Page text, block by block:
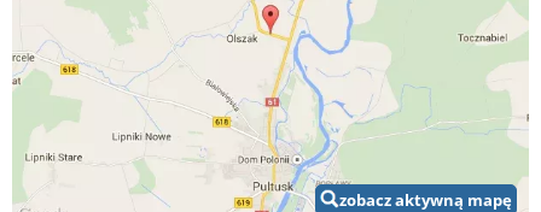
zobacz aktywną mapę